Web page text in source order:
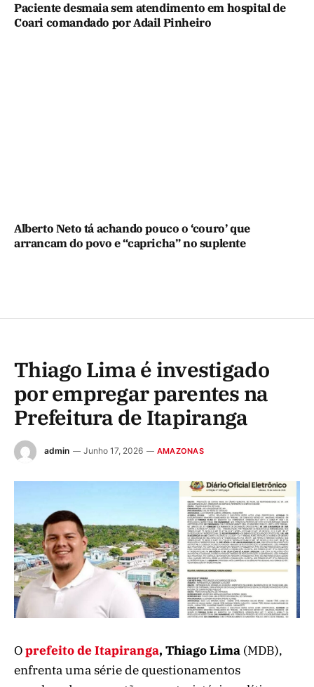
Paciente desmaia sem atendimento em hospital de
Coari comandado por Adail Pinheiro
Alberto Neto tá achando pouco o ‘couro’ que
arrancam do povo e “capricha” no suplente
Thiago Lima é investigado
por empregar parentes na
Prefeitura de Itapiranga
admin Junho 17, 2026 AMAZONAS
Oprefeito de Itapiranga, Thiago Lima (MDB),
enfrenta uma série de questionamentos